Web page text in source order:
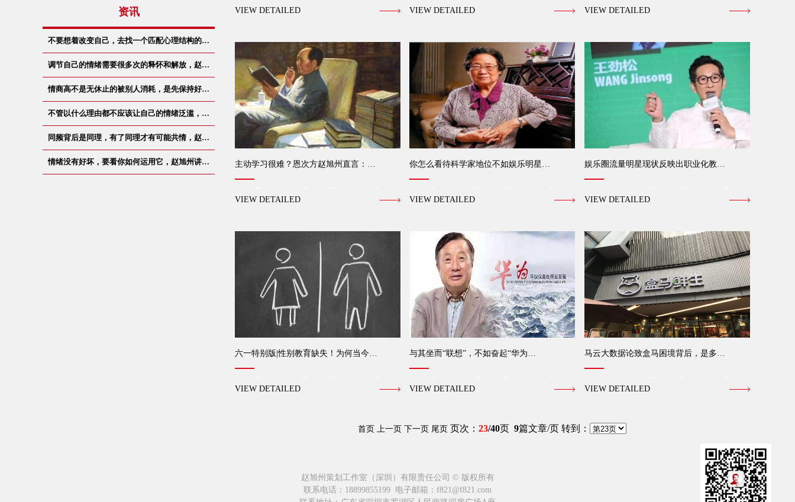
资讯
不要想着改变自己，去找一个匹配心理结构的…
调节自己的情绪需要很多次的释怀和解放，赵…
情商高不是无休止的被别人消耗，是先保持好…
不管以什么理由都不应该让自己的情绪泛滥，…
同频背后是同理，有了同理才有可能共情，赵…
情绪没有好坏，要看你如何运用它，赵旭州讲…
VIEW DETAILED VIEW DETAILED VIEW DETAILED
主动学习很难？恩次方赵旭州直言：…
VIEW DETAILED
你怎么看待科学家地位不如娱乐明星…
VIEW DETAILED
娱乐圈流量明星现状反映出职业化教…
VIEW DETAILED
六一特别版|性别教育缺失！为何当今…
VIEW DETAILED
与其坐而“联想”，不如奋起“华为…
VIEW DETAILED
马云大数据论致盒马困境背后，是多…
VIEW DETAILED
首页 上一页 下一页 尾页 页次： 23/40页 9篇文章/页 转到：
赵旭州策划工作室（深圳）有限责任公司 © 版权所有
联系电话：18899855199 电子邮箱：f821@f821.com